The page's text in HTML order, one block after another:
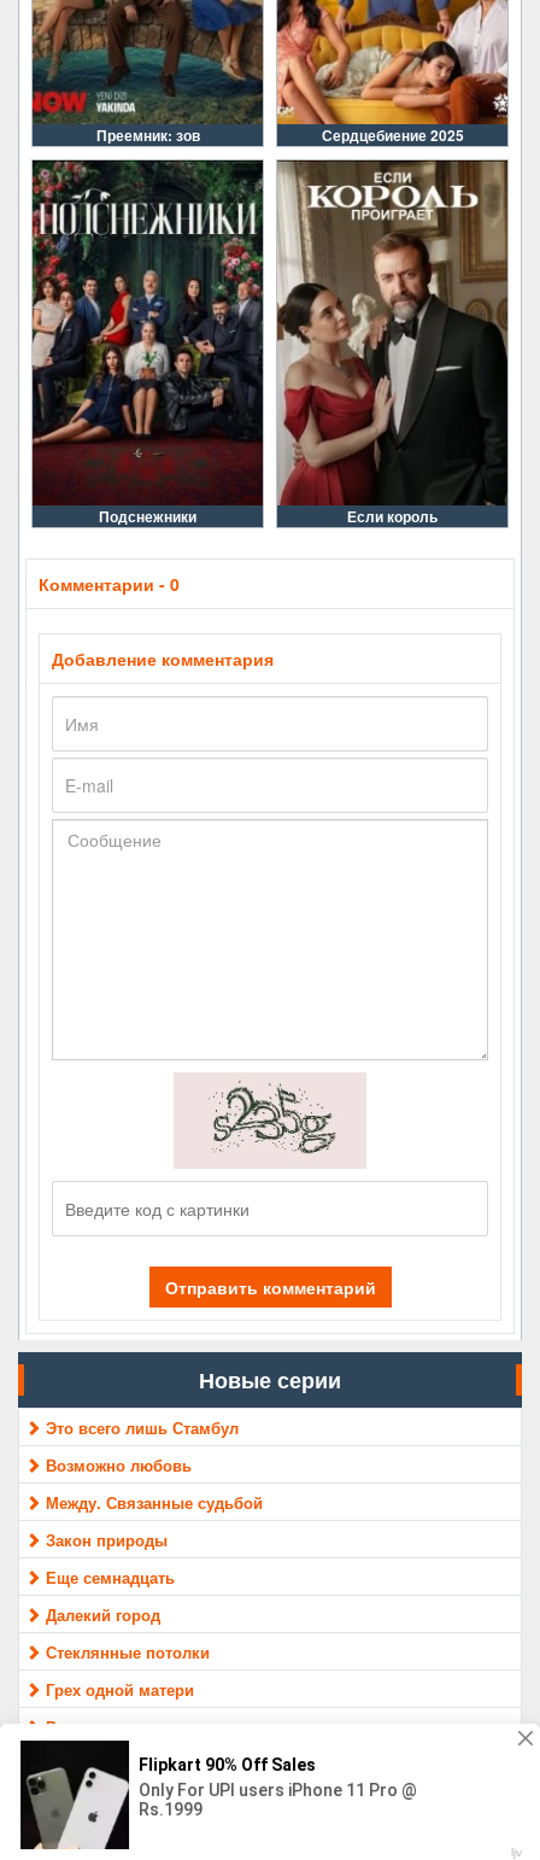
Преемник: зов Сердцебиение 2025
Подснежники Если король
Комментарии - 0
Добавление комментария
Отправить комментарий
Новые серии
Это всего лишь Стамбул
Возможно любовь
Между. Связанные судьбой
Закон природы
Еще семнадцать
Далекий город
Стеклянные потолки
Грех одной матери
Раненые птицы
Защитник
МАТЕРИАЛ ПРЕДОСТАВЛЕН ТОЛЬКО ДЛЯ ОЗНАКОМЛЕНИЯ,